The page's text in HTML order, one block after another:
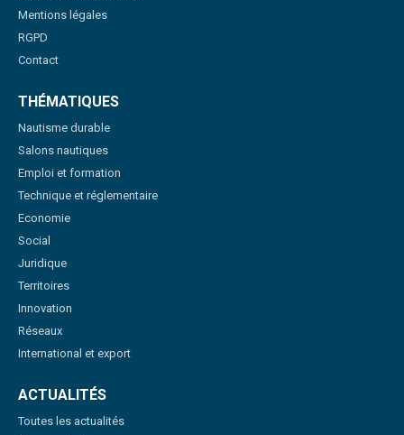
Mentions légales
RGPD
Contact
THÉMATIQUES
Nautisme durable
Salons nautiques
Emploi et formation
Technique et réglementaire
Economie
Social
Juridique
Territoires
Innovation
Réseaux
International et export
ACTUALITÉS
Toutes les actualités